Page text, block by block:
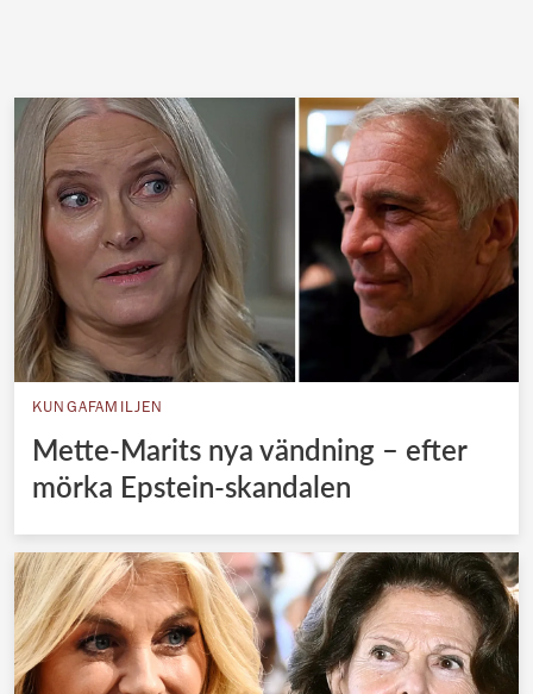
KUNGAFAMILJEN
Mette-Marits nya vändning – efter
mörka Epstein-skandalen